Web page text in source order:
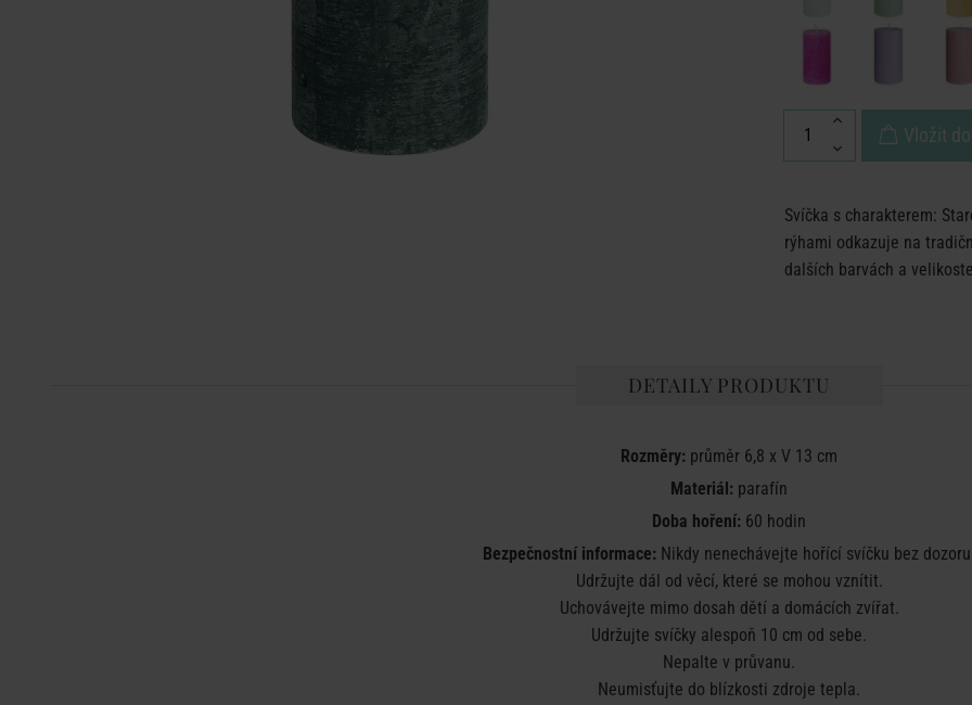
Vložit
Svíčka s charakterem:
rýhami odkazuje na
dalších barvách a
DETAILY PRODUKTU
Rozměry: průměr 6,8 x V 13 cm
Materiál: parafín
Doba hoření: 60 hodin
Bezpečnostní informace: Nikdy nenechávejte hořící svíčku bez
Udržujte dál od věcí, které se mohou vznítit.
Uchovávejte mimo dosah dětí a domácích zvířat.
Udržujte svíčky alespoň 10 cm od sebe.
Nepalte v průvanu.
Neumisťujte do blízkosti zdroje tepla.